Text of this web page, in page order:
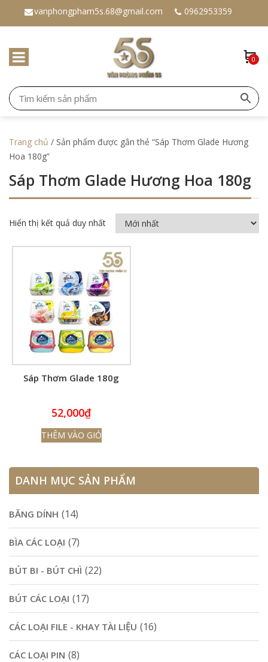
vanphongpham5s.68@gmail.com 0962953359
0
Trang chủ / Sản phẩm được gắn thẻ “Sáp Thơm Glade Hương
Hoa 180g”
Sáp Thơm Glade Hương Hoa 180g
Hiển thị kết quả duy nhất
Sáp Thơm Glade 180g
52,000₫
THÊM VÀO GIỎ
DANH MỤC SẢN PHẨM
BĂNG DÍNH (14)
BÌA CÁC LOẠI (7)
BÚT BI - BÚT CHÌ (22)
BÚT CÁC LOẠI (17)
CÁC LOẠI FILE - KHAY TÀI LIỆU (16)
CÁC LOẠI PIN (8)